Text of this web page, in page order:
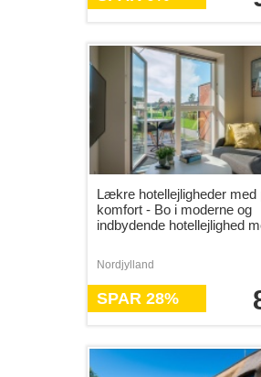
Lækre hotellejligheder med
komfort - Bo i moderne og
indbydende hotellejlighed
Nordjylland
SPAR 28%